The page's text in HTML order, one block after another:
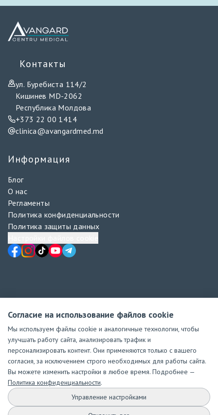
Контакты
ул. Буребиста 114/2
Кишинев MD-2062
Республика Молдова
+373 22 00 1414
clinica@avangardmed.md
Информация
Блог
О нас
Регламенты
Политика конфиденциальности
Политика защиты данных
Согласие на использование файлов cookie
Мы используем файлы cookie и аналогичные технологии, чтобы
улучшать работу сайта, анализировать трафик и
персонализировать контент. Они применяются только с вашего
согласия, за исключением строго необходимых для работы сайта.
Вы можете изменить настройки в любое время. Подробнее —
Политика конфиденциальности.
Управление настройками